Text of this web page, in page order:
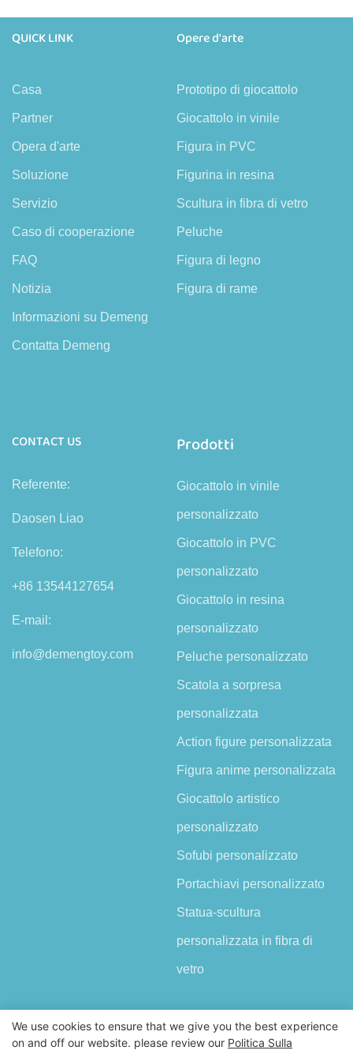
QUICK LINK
Casa
Partner
Opera d'arte
Soluzione
Servizio
Caso di cooperazione
FAQ
Notizia
Informazioni su Demeng
Contatta Demeng
Opere d'arte
Prototipo di giocattolo
Giocattolo in vinile
Figura in PVC
Figurina in resina
Scultura in fibra di vetro
Peluche
Figura di legno
Figura di rame
CONTACT US
Referente:
Daosen Liao
Telefono:
+86 13544127654
E-mail:
info@demengtoy.com
Prodotti
Giocattolo in vinile
personalizzato
Giocattolo in PVC
personalizzato
Giocattolo in resina
personalizzato
Peluche personalizzato
Scatola a sorpresa
personalizzata
Action figure personalizzata
Figura anime personalizzata
Giocattolo artistico
personalizzato
Sofubi personalizzato
Portachiavi personalizzato
Statua-scultura
personalizzata in fibra di
vetro
We use cookies to ensure that we give you the best experience
on and off our website. please review our Politica Sulla